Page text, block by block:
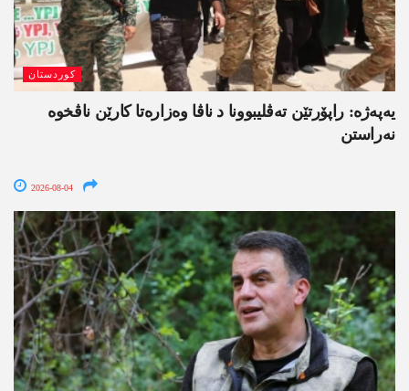
کوردستان
یەپەژە: راپۆرتێن تەڤلیبوونا د ناڤا وەزارەتا کارێن ناڤخوە
نەراستن
2026-08-04